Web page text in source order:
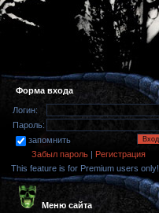
Форма входа
Логин:
Пароль:
запомнить
Забыл пароль | Регистрация
This feature is for Premium users only!
Меню сайта